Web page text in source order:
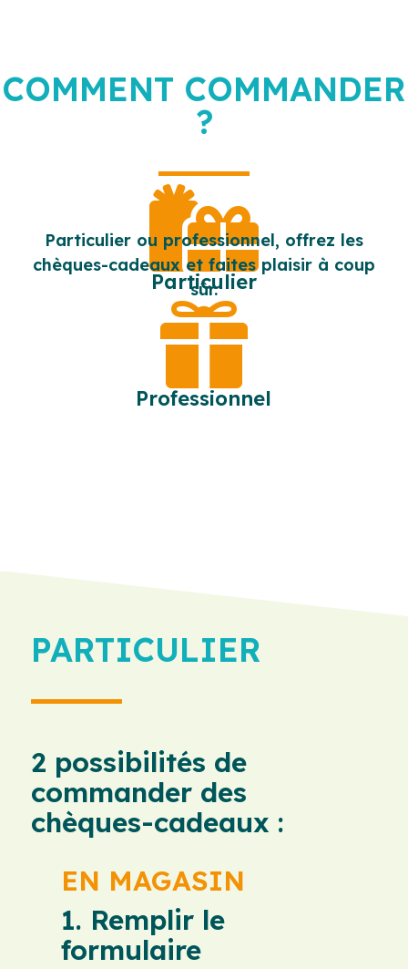
COMMENT COMMANDER
?
Particulier ou professionnel, offrez les
chèques-cadeaux et faites plaisir à coup
sûr.

Particulier

Professionnel
PARTICULIER
2 possibilités de
commander des
chèques-cadeaux :
EN MAGASIN
1. Remplir le
formulaire